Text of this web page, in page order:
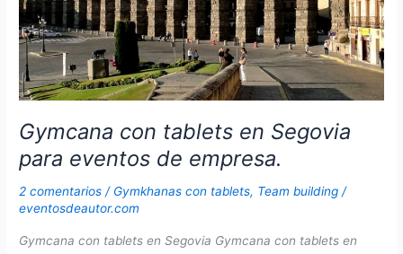
Gymcana con tablets en Segovia
para eventos de empresa.
2 comentarios / Gymkhanas con tablets, Team building /
eventosdeautor.com
Gymcana con tablets en Segovia Gymcana con tablets en